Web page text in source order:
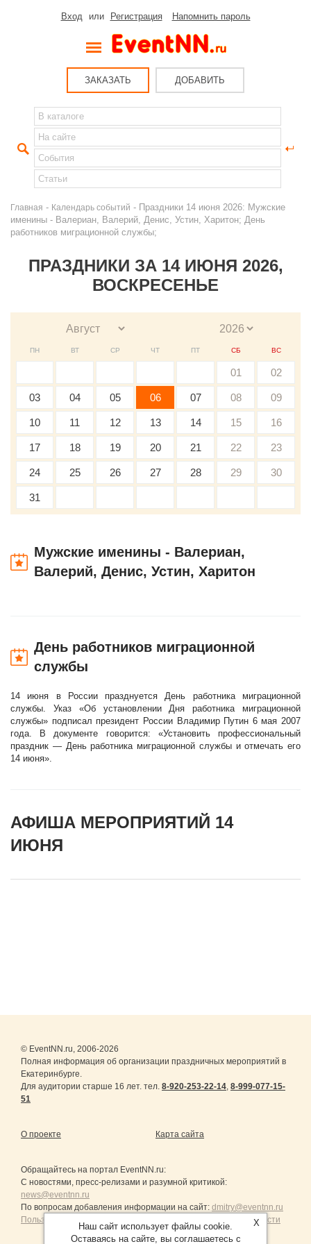
Вход или Регистрация Напомнить пароль
ЗАКАЗАТЬ ДОБАВИТЬ
Главная - Календарь событий - Праздники 14 июня 2026: Мужские
именины - Валериан, Валерий, Денис, Устин, Харитон; День
работников миграционной службы;
ПРАЗДНИКИ ЗА 14 ИЮНЯ 2026,
ВОСКРЕСЕНЬЕ
ПН ВТ СР ЧТ ПТ СБ ВС
01 02
03 04 05 06 07 08 09
10 11 12 13 14 15 16
17 18 19 20 21 22 23
24 25 26 27 28 29 30
31
Мужские именины - Валериан,
Валерий, Денис, Устин, Харитон
День работников миграционной
службы
14 июня в России празднуется День работника миграционной
службы. Указ «Об установлении Дня работника миграционной
службы» подписал президент России Владимир Путин 6 мая 2007
года. В документе говорится: «Установить профессиональный
праздник — День работника миграционной службы и отмечать его
14 июня».
АФИША МЕРОПРИЯТИЙ 14
ИЮНЯ
© EventNN.ru, 2006-2026
Полная информация об организации праздничных мероприятий в
Екатеринбурге.
Для аудитории старше 16 лет. тел. 8-920-253-22-14, 8-999-077-15-
51
О проекте Карта сайта
Обращайтесь на портал EventNN.ru:
С новостями, пресс-релизами и разумной критикой:
news@eventnn.ru
По вопросам добавления информации на сайт: dmitry@eventnn.ru
Пользовательское Соглашение и политика конфиденциальности
X
Наш сайт использует файлы cookie.
Оставаясь на сайте, вы соглашаетесь с